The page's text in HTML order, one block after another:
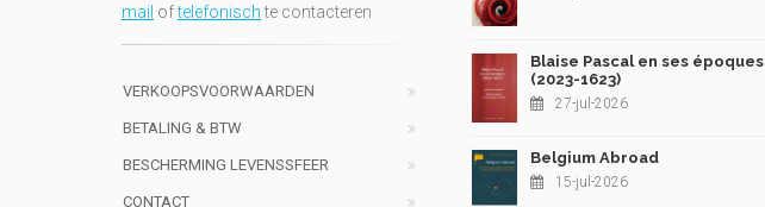
mail oftelefonischte contacteren
VERKOOPSVOORWAARDEN
BETALING & BTW
BESCHERMING LEVENSSFEER
CONTACT
Blaise Pascal en ses époques
(2023-1623)
27-jul-2026
Belgium Abroad
15-jul-2026